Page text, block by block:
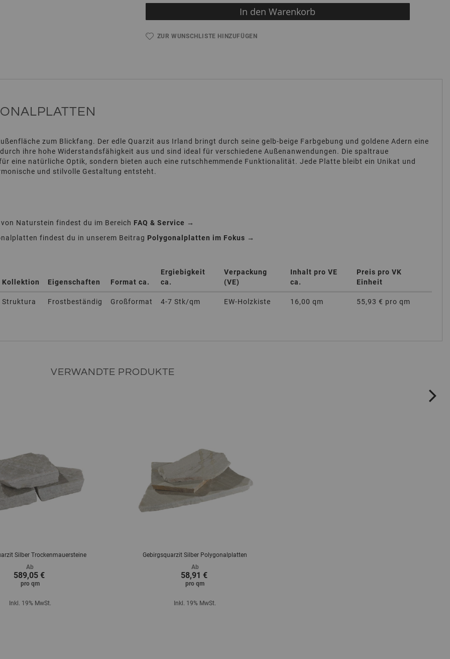
In den Warenkorb
ZUR WUNSCHLISTE HINZUFÜGEN
zum Blickfang. Der edle Quarzit aus Irland bringt durch seine gelb-beige Farbgebung und goldene Adern eine
ihre hohe Widerstandsfähigkeit aus und sind ideal für verschiedene Außenanwendungen. Die spaltraue
eine natürliche Optik, sondern bieten auch eine rutschhemmende Funktionalität. Jede Platte bleibt ein Unikat und
und stilvolle Gestaltung entsteht.
Naturstein findest du im Bereich FAQ & Service →
findest du in unserem Beitrag Polygonalplatten im Fokus →
Kollektion Eigenschaften Format ca.
Ergiebigkeit
ca.
Verpackung
(VE)
Inhalt pro VE
ca.
Preis pro VK
Einheit
Struktura Frostbeständig Großformat 4-7 Stk/qm EW-Holzkiste 16,00 qm 55,93 € pro qm
VERWANDTE PRODUKTE
Silber Trockenmauersteine
Ab
589,05 €
pro qm
Inkl. 19% MwSt.
Gebirgsquarzit Silber Polygonalplatten
Ab
58,91 €
proqm
Inkl. 19% MwSt.